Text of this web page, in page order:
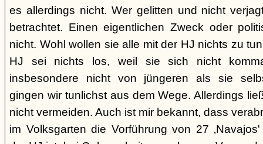
es allerdings nicht. Wer gelitten und nicht
betrachtet. Einen eigentlichen Zweck oder
nicht. Wohl wollen sie alle mit der HJ nichts zu
HJ sei nichts los, weil sie sich nicht
insbesondere nicht von jüngeren als sie
gingen wir tunlichst aus dem Wege. Allerdings
nicht vermeiden. Auch ist mir bekannt, dass
im Volksgarten die Vorführung von 27